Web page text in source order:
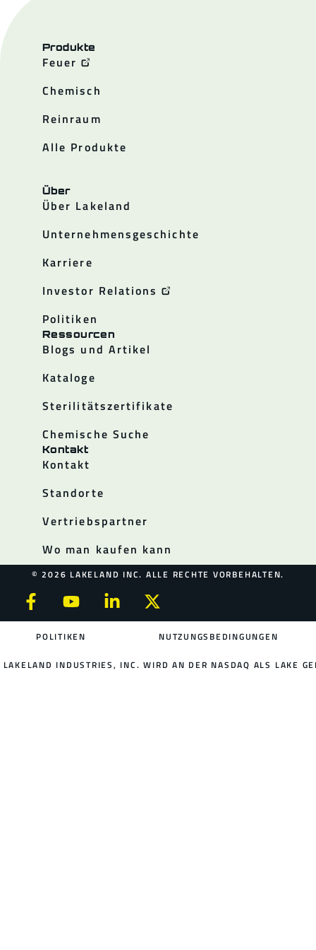
Produkte
Feuer
Chemisch
Reinraum
Alle Produkte
Über
Über Lakeland
Unternehmensgeschichte
Karriere
Investor Relations
Politiken
Ressourcen
Blogs und Artikel
Kataloge
Sterilitätszertifikate
Chemische Suche
Kontakt
Kontakt
Standorte
Vertriebspartner
Wo man kaufen kann
© 2026 LAKELAND INC. ALLE RECHTE VORBEHALTEN.
POLITIKEN NUTZUNGSBEDINGUNGEN
LAKELAND INDUSTRIES, INC. WIRD AN DER NASDAQ ALS LAKE